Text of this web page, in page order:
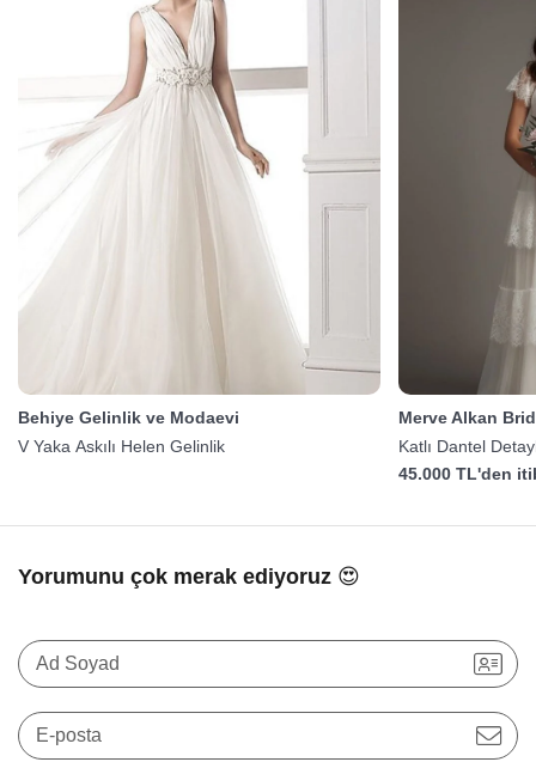
Behiye Gelinlik ve Modaevi
V Yaka Askılı Helen Gelinlik
Merve Alkan
Katlı Dantel
45.000 TL'den
Yorumunu çok merak ediyoruz 😍
Ad Soyad
E-posta